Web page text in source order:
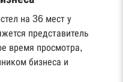
Высшего
на 36 мест у
представитель
время просмотра,
бизнеса и